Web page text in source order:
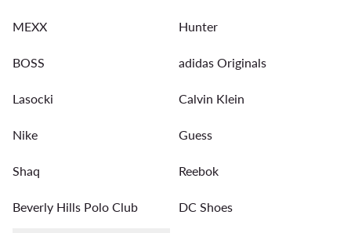
MEXX Hunter
BOSS adidas Originals
Lasocki Calvin Klein
Nike Guess
Shaq Reebok
Beverly Hills Polo Club DC Shoes